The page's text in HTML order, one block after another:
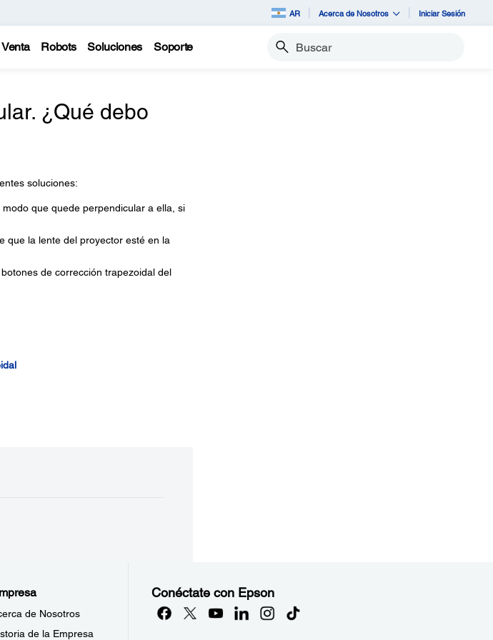
AR Acerca de Nosotros Iniciar Sesión
Robots Soluciones Soporte Buscar
¿Qué debo
soluciones:
que quede perpendicular a ella, si
que la lente del proyector esté en la
de corrección trapezoidal del
de Nosotros
de la Empresa
Conéctate con Epson